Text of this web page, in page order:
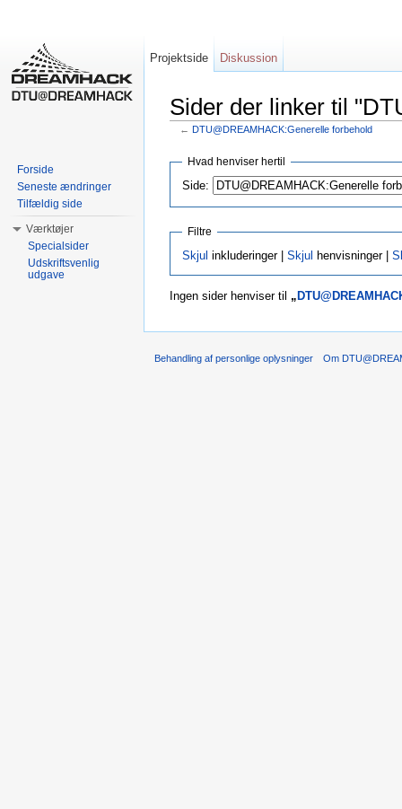
Sider der linker til
← DTU@DREAMHACK:Generelle forbehold
Hvad henviser hertil
Side:
Filtre
Skjul inkluderinger | Skjul henvisninger |
Ingen sider henviser til „
Projektside Diskussion
Forside
Seneste ændringer
Tilfældig side
Værktøjer
Specialsider
Udskriftsvenlig
udgave
Behandling af personlige oplysninger Om